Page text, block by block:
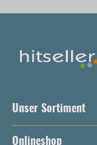
Unser Sortiment
Onlineshop